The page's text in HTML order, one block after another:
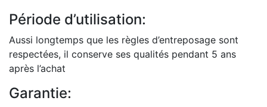
Période d’utilisation:
Aussi longtemps que les règles d’entreposage sont
respectées, il conserve ses qualités pendant 5 ans
après l’achat
Garantie: